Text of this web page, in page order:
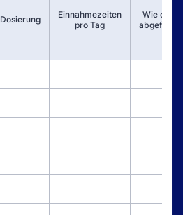
Dosierung
Einnahmezeiten
pro Tag
Wie oft
abgefüllt